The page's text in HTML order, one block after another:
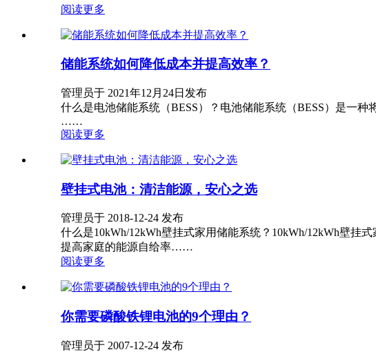
阅读更多
储能系统如何降低成本并提高效率？
管理员于 2021年12月24日发布
什么是电池储能系统（BESS）？电池储能系统（BESS）是一
……
阅读更多
壁挂式电池：清洁能源，安心之选
管理员于 2018-12-24 发布
什么是10kWh/12kWh壁挂式家用储能系统？10kWh/12kWh壁挂
提高家庭的能源自给率……
阅读更多
你需要磷酸铁锂电池的9个理由？
管理员于 2007-12-24 发布